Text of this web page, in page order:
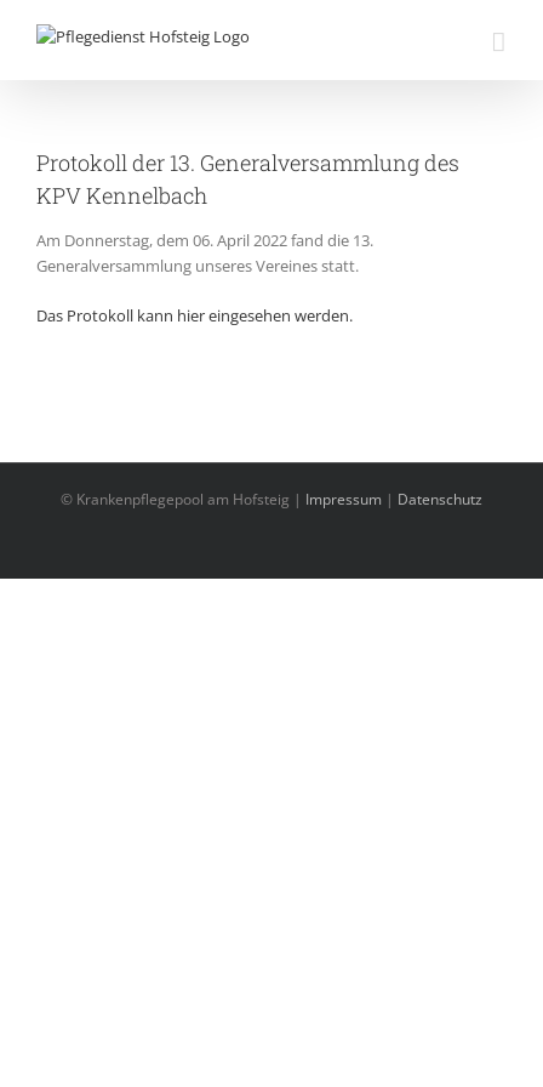
Inhalt
Protokoll der 13. Generalversammlung des
KPV Kennelbach
Am Donnerstag, dem 06. April 2022fand die 13.
Generalversammlung unseres Vereines statt.
Das Protokoll kann hier eingesehen werden.
© Krankenpflegepool am Hofsteig | Impressum | Datenschutz